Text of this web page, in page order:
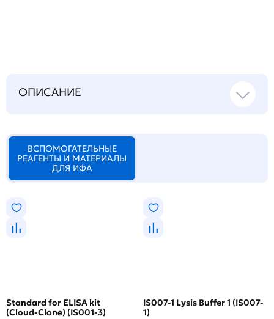
ОПИСАНИЕ
ВСПОМОГАТЕЛЬНЫЕ
РЕАГЕНТЫ И МАТЕРИАЛЫ
ДЛЯ ИФА
Standard for ELISA kit
(Cloud-Clone) (IS001-3)
IS007-1 Lysis Buffer 1 (IS007-
1)